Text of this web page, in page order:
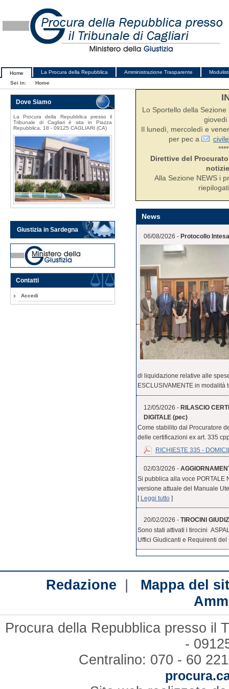
Home La Procura della Repubblica Amministrazione Trasparente
Sei in:
Home
Lo Sportello della
Il lunedì, mercoledì e
per pec a
Direttive del
Alla Sezione NEWS i
News
06/08/2026 - Protocollo
di liquidazione relative alle
ESCLUSIVAMENTE in modalità
12/05/2026 - RILASCIO
DIGITALE (pec)
Come stabilito dal Procuratore
delle certificazioni ex art. 335
RICHIESTE 335 -
02/03/2026 -
Si pubblica alla voce PORTALE
versione attuale del Manuale
[
Leggi tutto]
20/02/2026 - TIROCINI
Sono stati attivati i tirocini
Uffici Giudicanti e Requirenti
Dove Siamo
La Procura della Repubblica presso il
Tribunale di Cagliari è sita in Piazza
Repubblica, 18 - 09125 CAGLIARI (CA)
Giustizia in Sardegna
Contatti
Accedi
Redazione | Mappa del
Procura della Repubblica presso il
-
Centralino: 070 - 60